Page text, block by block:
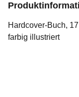
Hardcover-Buch,
farbig illustriert